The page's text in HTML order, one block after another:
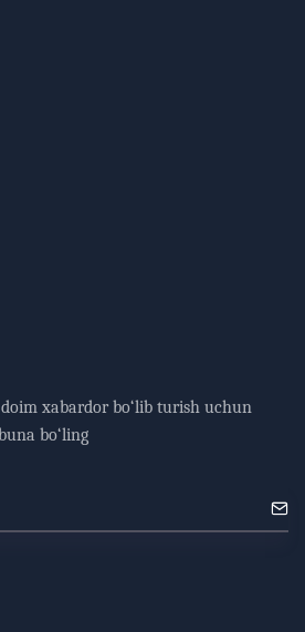
xabardor bo‘lib turish uchun
bo‘ling